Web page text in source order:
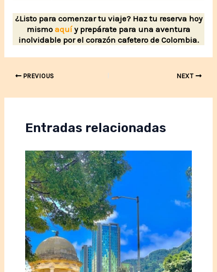
¿Listo para comenzar tu viaje? Haz tu reserva hoy
mismo aquíy prepárate para una aventura
inolvidable por el corazón cafetero de Colombia.
Post PREVIOUS NEXT
Entradas relacionadas